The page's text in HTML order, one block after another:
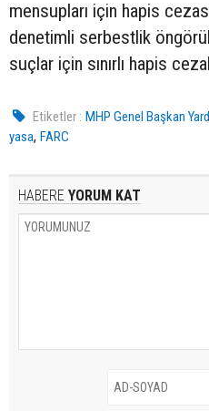
mensupları için hapis
denetimli serbestlik
suçlar için sınırlı hapis
Etiketler : MHP Genel Başkan
yasa, FARC
HABERE YORUM KAT